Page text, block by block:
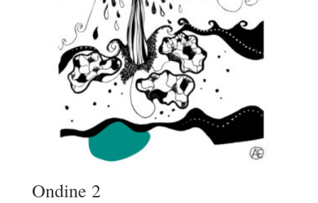
Ondine 2